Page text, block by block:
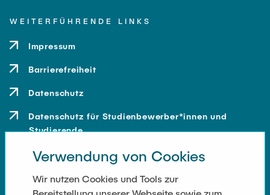
WEITERFÜHRENDE LINKS
Impressum
Barrierefreiheit
Datenschutz
Datenschutz für Studienbewerber*innen und
Studierende
Kontakt
Anfahrt
Verwendung von Cookies
Wir nutzen Cookies und Tools zur